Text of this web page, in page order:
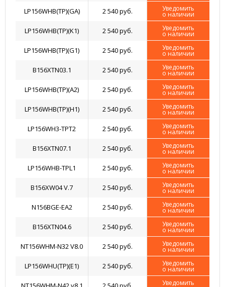
LP156WHB(TP)(GA) 2 540 руб. Уведомить
о наличии
LP156WHB(TP)(K1) 2 540 руб. Уведомить
о наличии
LP156WHB(TP)(G1) 2 540 руб. Уведомить
о наличии
B156XTN03.1 2 540 руб. Уведомить
о наличии
LP156WHB(TP)(A2) 2 540 руб. Уведомить
о наличии
LP156WHB(TP)(H1) 2 540 руб. Уведомить
о наличии
LP156WH3-TPT2 2 540 руб. Уведомить
о наличии
B156XTN07.1 2 540 руб. Уведомить
о наличии
LP156WHB-TPL1 2 540 руб. Уведомить
о наличии
B156XW04 V.7 2 540 руб. Уведомить
о наличии
N156BGE-EA2 2 540 руб. Уведомить
о наличии
B156XTN04.6 2 540 руб. Уведомить
о наличии
NT156WHM-N32 V8.0 2 540 руб. Уведомить
о наличии
LP156WHU(TP)(E1) 2 540 руб. Уведомить
о наличии
Уведомить